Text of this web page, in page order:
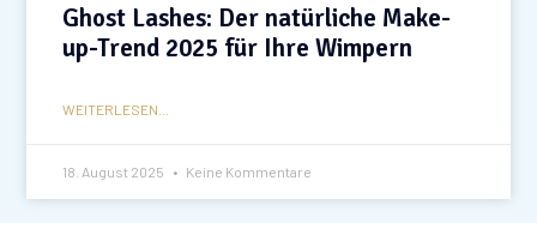
Ghost Lashes: Der natürliche Make-
up-Trend 2025 für Ihre Wimpern
WEITERLESEN...
18. August 2025 Keine Kommentare